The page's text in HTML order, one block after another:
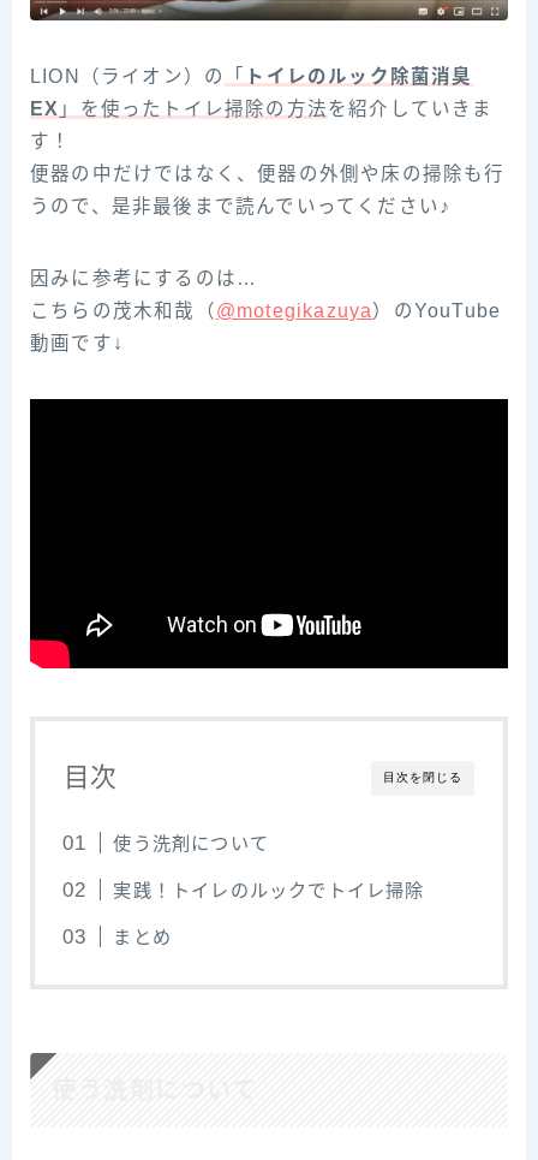
LION（ライオン）の 「
トイレのルック除菌消臭
EX 」を使ったトイレ掃除の方法を紹介していきま
す！
便器の中だけではなく、便器の外側や床の掃除も行
うので、是非最後まで読んでいってください♪
因みに参考にするのは…
こちらの茂木和哉（ @motegikazuya）のYouTube
動画です↓
目次を閉じる
目次
使う洗剤について
実践！トイレのルックでトイレ掃除
まとめ